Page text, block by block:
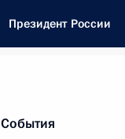
Президент России
Новости
События